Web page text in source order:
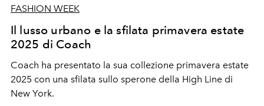
FASHION WEEK
Il lusso urbano e la sfilata primavera estate
2025 di Coach
Coach ha presentato la sua collezione primavera estate
2025 con una sfilata sullo sperone della High Line di
New York.